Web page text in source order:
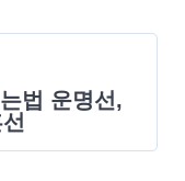
법 운명선,